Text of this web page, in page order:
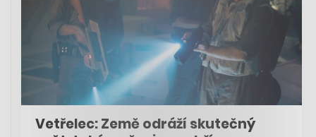
Vetřelec: Země odráží skutečný